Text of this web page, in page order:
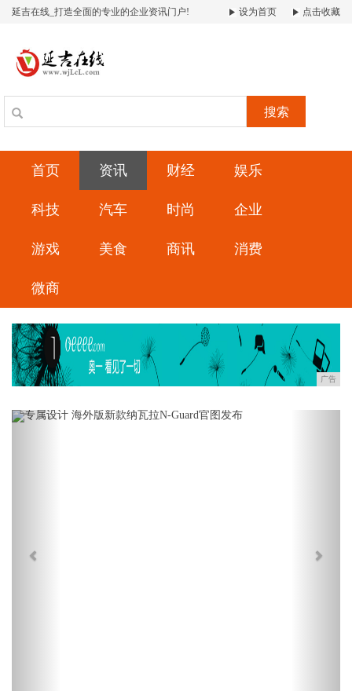
延吉在线_打造全面的专业的企业资讯门户! 设为首页 点击收藏
搜索
首页 资讯 财经 娱乐
科技 汽车 时尚 企业
游戏 美食 商讯 消费
微商
广告
Previous